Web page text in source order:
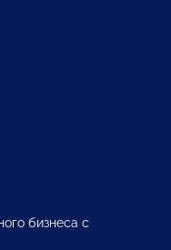
бизнеса с